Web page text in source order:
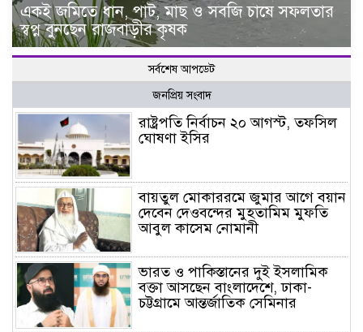
একই জমিতে ধান, পাট, মাছ ও সবজি চাষে সফলতার
স্বপ্ন বুনছেন রাজবাড়ীর কৃষক
সর্বশেষ আপডেট
জনপ্রিয় সংবাদ
রাষ্ট্রপতি নির্বাচন ২০ আগস্ট, তফসিল
ঘোষণা ইসির
বায়তুল মোকাররমে জুমার আগে বয়ান
দেবেন দেওবন্দের মুহতামিম মুফতি
আবুল কাসেম নোমানী
ভারত ও পাকিস্তানের দুই ইসলামিক
বক্তা আসছেন বাংলাদেশে, ঢাকা-
চট্টগ্রামে আন্তর্জাতিক সেমিনার